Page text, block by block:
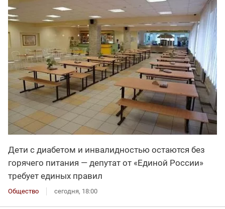
Дети с диабетом и инвалидностью остаются без
горячего питания — депутат от «Единой России»
требует единых правил
Общество сегодня, 18:00